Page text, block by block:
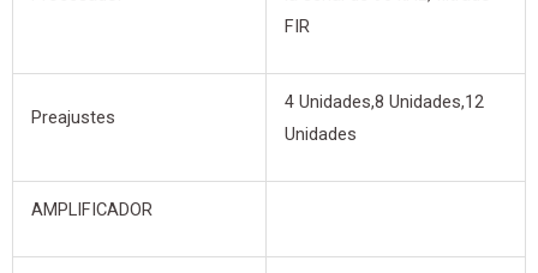
FIR
Preajustes
4 Unidades,8 Unidades,12
Unidades
AMPLIFICADOR